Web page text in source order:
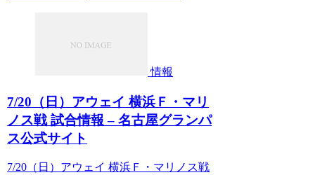
情報
7/20（日）アウェイ 横浜Ｆ・マリ
ノス戦 試合情報 – 名古屋グランパ
ス公式サイト
7/20（日）アウェイ 横浜Ｆ・マリノス戦